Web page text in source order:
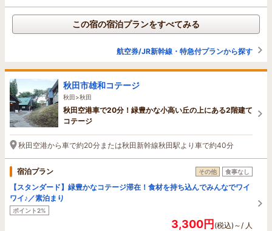
この宿の宿泊プランをすべてみる
航空券/JR新幹線・特急付プランから探す
秋田市雄和コテージ
秋田>秋田
秋田空港車で20分！緑豊かな小高い丘の上にある2階建て
コテージ
秋田空港から車で約20分または秋田新幹線秋田駅より車で約40分
宿泊プラン その他 食事なし
【スタンダード】緑豊かなコテージ滞在！食材を持ち込んでみんなでワイ
ワイ♪／素泊まり
ポイント2%
3,300円(税込)～/ 人